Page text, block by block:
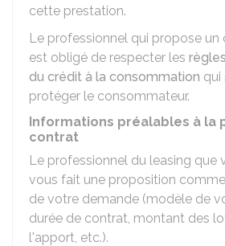
cette prestation.
Le professionnel qui propose
est obligé de respecter les
du crédit à la consommation qui
protéger le consommateur.
Informations préalables à la
contrat
Le professionnel du leasing que
vous fait une proposition
de votre demande (modèle de
durée de contrat, montant des
l'apport, etc.).